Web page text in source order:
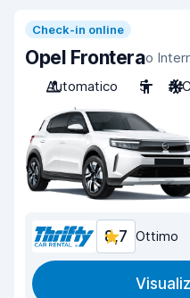
Check-in online
Opel Fronterao
Automatico
5 A/C
8,7 Ottimo